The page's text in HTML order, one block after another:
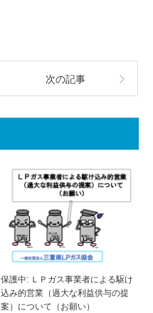
次の記事
保護中: ＬＰガス事業者による駆け
込み的営業（過大な利益供与の提
案）について（お願い）